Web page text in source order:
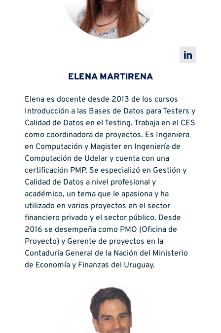
ELENA MARTIRENA
Elena es docente desde 2013 de los cursos
Introducción a las Bases de Datos para Testers y
Calidad de Datos en el Testing. Trabaja en el CES
como coordinadora de proyectos. Es Ingeniera
en Computación y Magister en Ingeniería de
Computación de Udelar y cuenta con una
certificación PMP. Se especializó en Gestión y
Calidad de Datos a nivel profesional y
académico, un tema que le apasiona y ha
utilizado en varios proyectos en el sector
financiero privado y el sector público. Desde
2016 se desempeña como PMO (Oficina de
Proyecto) y Gerente de proyectos en la
Contaduría General de la Nación del Ministerio
de Economía y Finanzas del Uruguay.